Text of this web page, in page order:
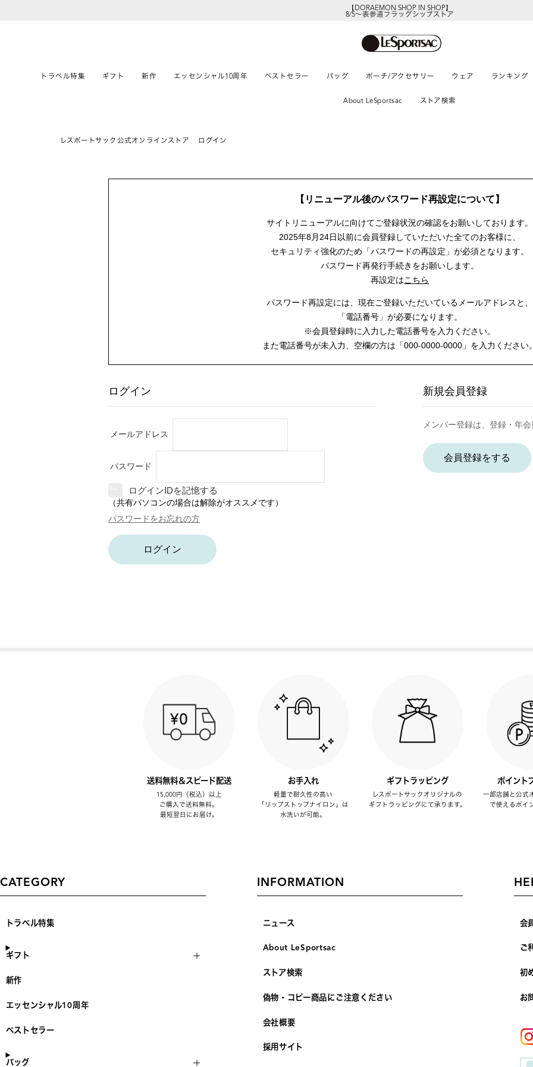
【DORAEMON SHOP IN SHOP】
8/5～表参道フラッグシップストア
トラベル特集 ギフト 新作 エッセンシャル10周年 ベストセラー バッグ ポーチ/アクセサリー ウェア ランキング
About LeSportsac ストア検索
レスポートサック公式オンラインストア ログイン
【リニューアル後のパスワード再設定について】
サイトリニューアルに向けてご登録状況の確認をお願いしております。
2025年8月24日以前に会員登録していただいた全てのお客様に、
セキュリティ強化のため「パスワードの再設定」が必須となります。
パスワード再発行手続きをお願いします。
再設定はこちら
パスワード再設定には、 現在ご登録いただいているメールアドレスと、
「電話番号」が必要になります。
※会員登録時に入力した電話番号を入力ください。
また電話番号が未入力、空欄の方は 「000-0000-0000」を入力ください。
ログイン
メールアドレス
パスワード
ログインIDを記憶する
（共有パソコンの場合は解除がオススメです）
パスワードをお忘れの方
ログイン
新規会員登録
メンバー登録は、登録・年会
会員登録をする
送料無料＆スピード配送
15,000円（税込）以上
ご購入で送料無料。
最短翌日にお届け。
お手入れ
軽量で耐久性の高い
「リップストップナイロン」は
水洗いが可能。
ギフトラッピング
レスポートサックオリジナルの
ギフトラッピングにて承ります。
ポイント
一部店舗と公式
で使えるポイ
CATEGORY
トラベル特集
ギフト
新作
エッセンシャル10周年
ベストセラー
バッグ
INFORMATION
ニュース
About LeSportsac
ストア検索
偽物・コピー商品にご注意ください
会社概要
採用サイト
会
ご
初
お